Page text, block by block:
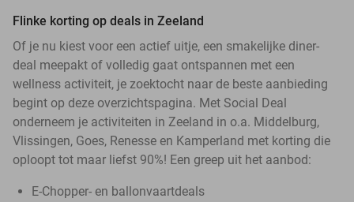
Flinke korting op deals in Zeeland
Of je nu kiest voor een actief uitje, een smakelijke diner-
deal meepakt of volledig gaat ontspannen met een
wellness activiteit, je zoektocht naar de beste aanbieding
begint op deze overzichtspagina. Met Social Deal
onderneem je activiteiten in Zeeland in o.a. Middelburg,
Vlissingen, Goes, Renesse en Kamperland met korting die
oploopt tot maar liefst 90%! Een greep uit het aanbod:
E-Chopper- en ballonvaartdeals